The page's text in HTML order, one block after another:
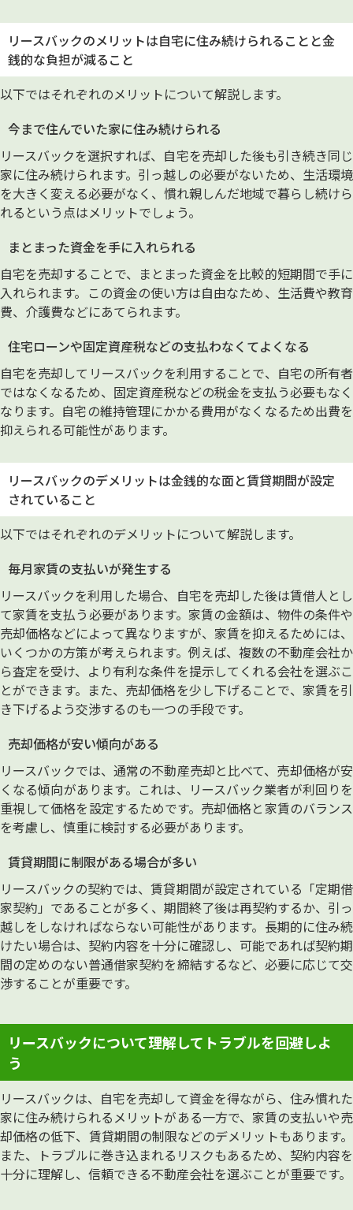
リースバックのメリットは自宅に住み続けられることと金
銭的な負担が減ること
以下ではそれぞれのメリットについて解説します。
今まで住んでいた家に住み続けられる
リースバックを選択すれば、自宅を売却した後も引き続き同じ
家に住み続けられます。引っ越しの必要がないため、生活環境
を大きく変える必要がなく、慣れ親しんだ地域で暮らし続けら
れるという点はメリットでしょう。
まとまった資金を手に入れられる
自宅を売却することで、まとまった資金を比較的短期間で手に
入れられます。この資金の使い方は自由なため、生活費や教育
費、介護費などにあてられます。
住宅ローンや固定資産税などの支払わなくてよくなる
自宅を売却してリースバックを利用することで、自宅の所有者
ではなくなるため、固定資産税などの税金を支払う必要もなく
なります。自宅の維持管理にかかる費用がなくなるため出費を
抑えられる可能性があります。
リースバックのデメリットは金銭的な面と賃貸期間が設定
されていること
以下ではそれぞれのデメリットについて解説します。
毎月家賃の支払いが発生する
リースバックを利用した場合、自宅を売却した後は賃借人とし
て家賃を支払う必要があります。家賃の金額は、物件の条件や
売却価格などによって異なりますが、家賃を抑えるためには、
いくつかの方策が考えられます。例えば、複数の不動産会社か
ら査定を受け、より有利な条件を提示してくれる会社を選ぶこ
とができます。また、売却価格を少し下げることで、家賃を引
き下げるよう交渉するのも一つの手段です。
売却価格が安い傾向がある
リースバックでは、通常の不動産売却と比べて、売却価格が安
くなる傾向があります。これは、リースバック業者が利回りを
重視して価格を設定するためです。売却価格と家賃のバランス
を考慮し、慎重に検討する必要があります。
賃貸期間に制限がある場合が多い
リースバックの契約では、賃貸期間が設定されている「定期借
家契約」であることが多く、期間終了後は再契約するか、引っ
越しをしなければならない可能性があります。長期的に住み続
けたい場合は、契約内容を十分に確認し、可能であれば契約期
間の定めのない普通借家契約を締結するなど、必要に応じて交
渉することが重要です。
リースバックについて理解してトラブルを回避しよ
う
リースバックは、自宅を売却して資金を得ながら、住み慣れた
家に住み続けられるメリットがある一方で、家賃の支払いや売
却価格の低下、賃貸期間の制限などのデメリットもあります。
また、トラブルに巻き込まれるリスクもあるため、契約内容を
十分に理解し、信頼できる不動産会社を選ぶことが重要です。